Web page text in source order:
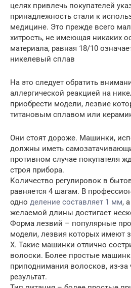
целях привлечь покупателей
принадлежность стали к
медицине. Это прежде всего
хитрость, не имеющая никаких
материала, равная 18/10
никелевый сплав
На это следует обратить
аллергической реакцией на
приобрести модели, лезвие
титановым сплавом или
Они стоят дороже. Машинки,
должны иметь
противном случае покупателя
строя прибора.
Количество регулировок в
равняется 4 шагам. В
одно деление составляет 1 мм,
желаемой длины достигает
Форма лезвий – популярные
модели, лезвия которых имеют
X. Такие машинки отлично
волоски. Более простые
приподнимания волосков, из-за
результат.